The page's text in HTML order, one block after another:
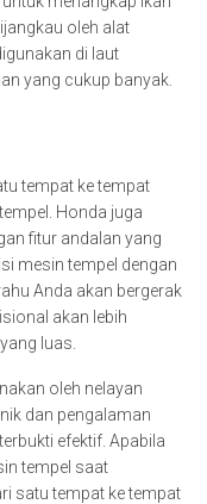
oleh alat
di laut
yang cukup banyak.
tempat ke tempat
Honda juga
fitur andalan yang
mesin tempel dengan
Anda akan bergerak
akan lebih
luas.
oleh nelayan
dan pengalaman
efektif. Apabila
tempel saat
satu tempat ke tempat